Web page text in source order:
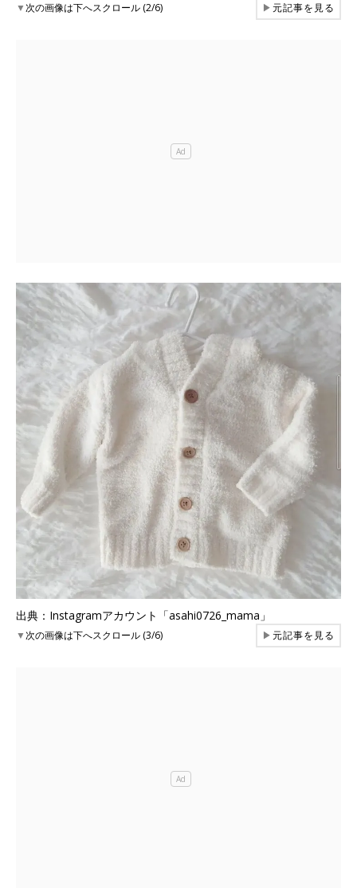
▼次の画像は下へスクロール (2/6) ▶元記事を見る
出典：Instagramアカウント「asahi0726_mama」
▼次の画像は下へスクロール (3/6) ▶元記事を見る